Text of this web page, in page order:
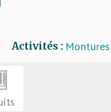
Activités : Montures